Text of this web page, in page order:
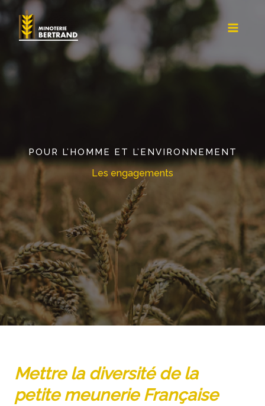
Aller
contenu
POUR L’HOMME ET L’ENVIRONNEMENT
Les engagements
Mettre la diversité de la
petite meunerie Française